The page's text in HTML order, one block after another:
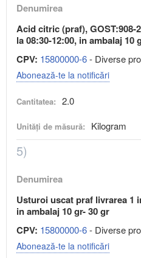
Denumirea
Acid citric (praf), GOST:908-
la 08:30-12:00, in ambalaj 10
CPV: 15800000-6- Diverse
Abonează-te la notificări
Cantitatea: 2.0
Unități de măsură: Kilogram
5)
Denumirea
Usturoi uscat praf livrarea 1
in ambalaj 10 gr- 30 gr
CPV: 15800000-6- Diverse
Abonează-te la notificări